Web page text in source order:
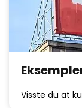
Visste du at